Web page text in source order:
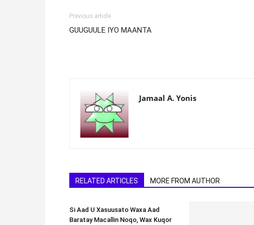
Previous article
GUUGUULE IYO MAANTA
Jamaal A. Yonis
RELATED ARTICLES MORE FROM AUTHOR
Si Aad U Xasuusato Waxa Aad
Baratay Macallin Noqo, Wax Kuqor